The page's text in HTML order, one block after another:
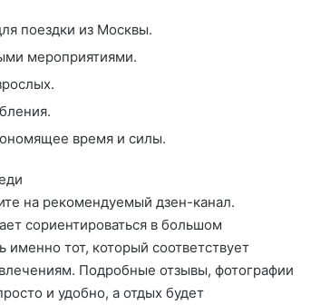
поездки из Москвы.
мероприятиями.
время и силы.
на рекомендуемый дзен-канал.
сориентироваться в большом
тот, который соответствует
Подробные отзывы, фотографии
и удобно, а отдых будет